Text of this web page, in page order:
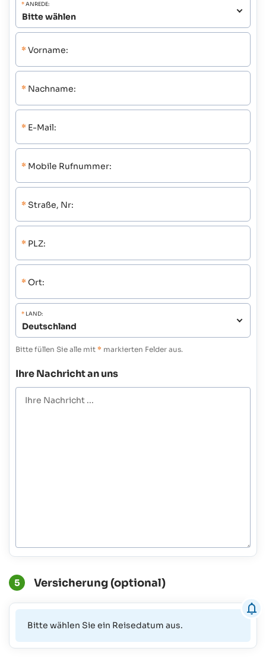
*ANREDE:
* Vorname:
* Nachname:
* E-Mail:
* Mobile Rufnummer:
* Straße, Nr:
* PLZ:
* Ort:
* LAND:
Bitte füllen Sie alle mit * markierten Felder aus.
Ihre Nachricht an uns
5 Versicherung (optional)
Bitte wählen Sie ein Reisedatum aus.